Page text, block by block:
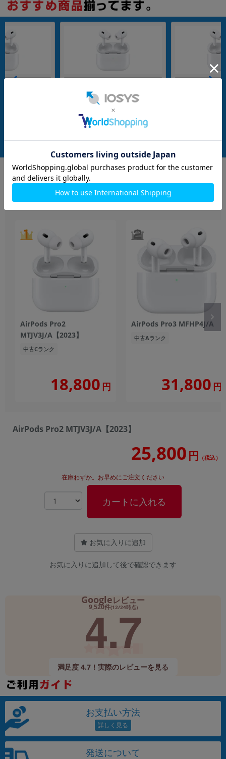
22,800
メーカー：Apple
在庫数：18
中古Cランク 18,800 中古Bランク
イヤホン・スピーカー もっと見る
AirPods Pro2
MTJV3J/A【2023】
中古Cランク
18,800 円
AirPods Pro3 MFHP4J/A
中古Aランク
31,800 円
AirPods Pro2 MTJV3J/A【2023】
25,800 円 （税込）
在庫わずか。お早めにご注文ください
カートに入れる
お気に入りに追加
お気に入りに追加して後で確認できます
Googleレビュー
9,520件(12/24時点)
4.7
満足度 4.7！実際のレビューを見る
お支払い方法
発送について